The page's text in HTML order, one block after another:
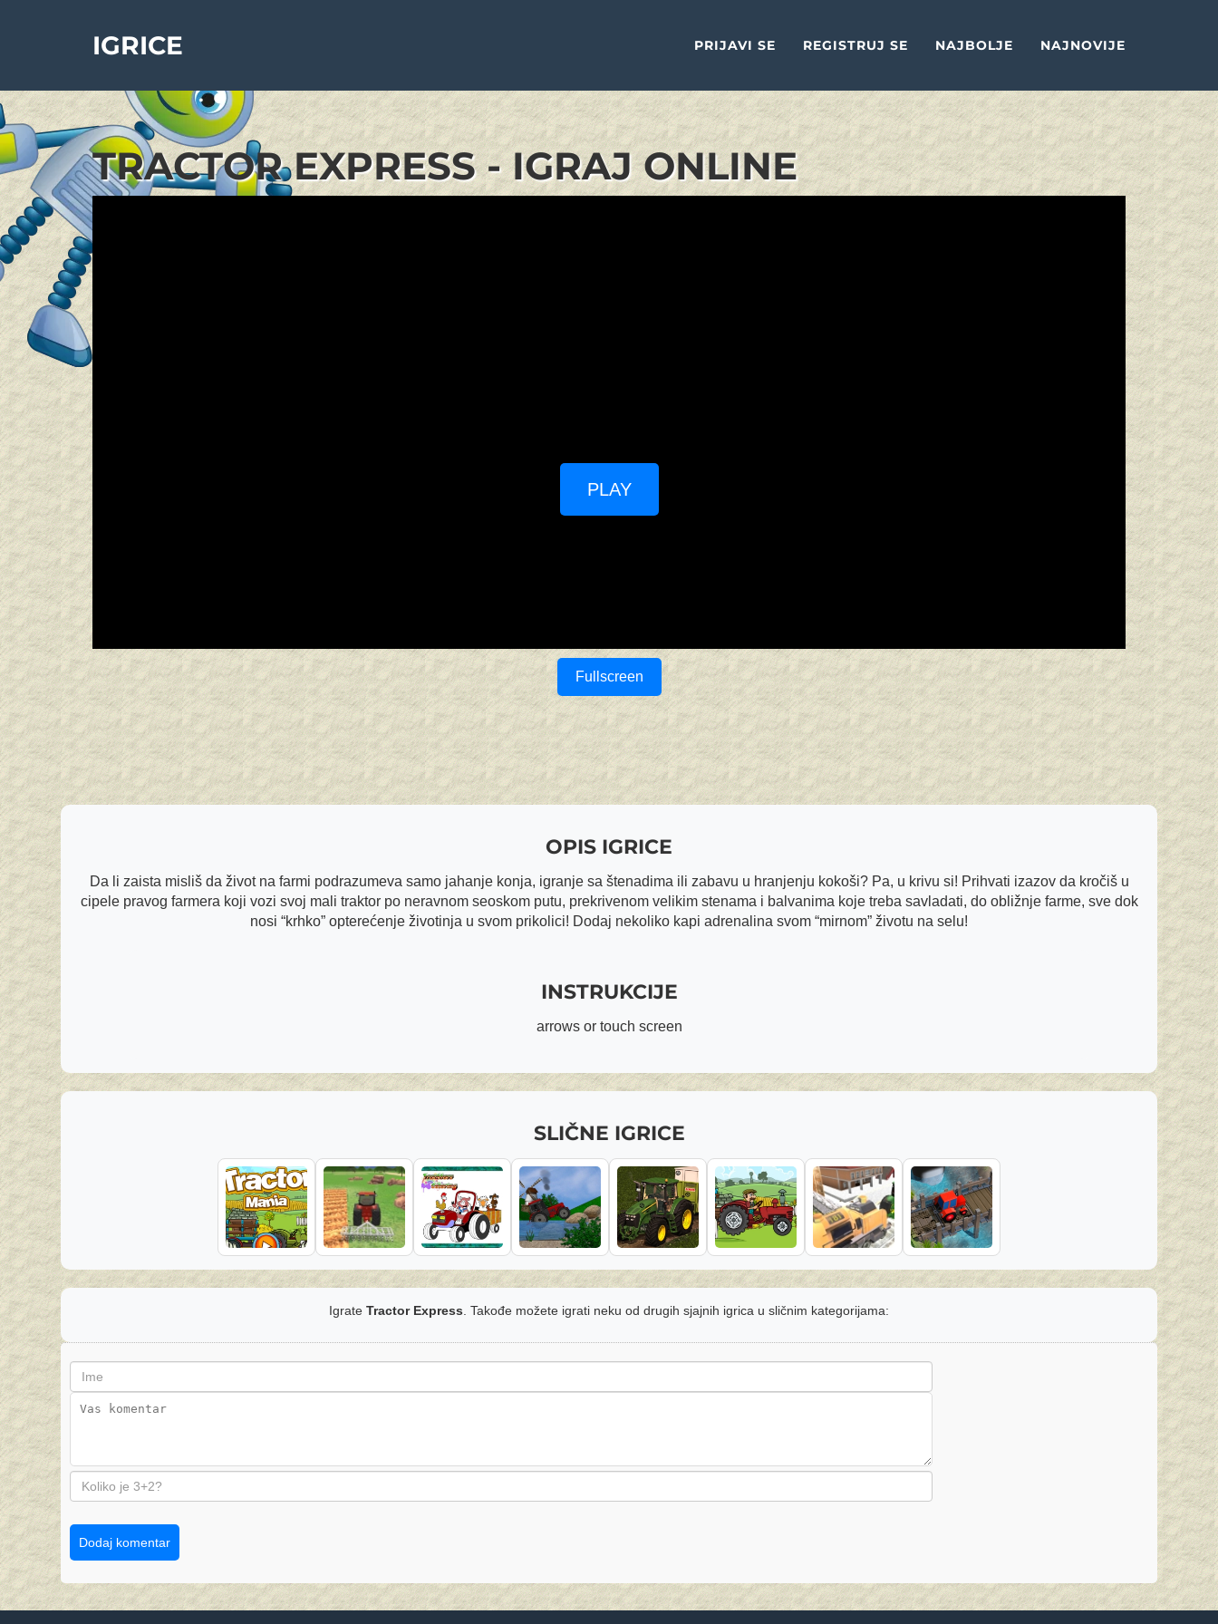
IGRICE PRIJAVI SE REGISTRUJ SE NAJBOLJE NAJNOVIJE
TRACTOR EXPRESS - IGRAJ ONLINE
PLAY
Fullscreen
OPIS IGRICE
Da li zaista misliš da život na farmi podrazumeva samo jahanje konja, igranje sa štenadima ili zabavu u hranjenju kokoši? Pa, u krivu si! Prihvati izazov da kročiš u
cipele pravog farmera koji vozi svoj mali traktor po neravnom seoskom putu, prekrivenom velikim stenama i balvanima koje treba savladati, do obližnje farme, sve dok
nosi “krhko” opterećenje životinja u svom prikolici! Dodaj nekoliko kapi adrenalina svom “mirnom” životu na selu!
INSTRUKCIJE
arrows or touch screen
SLIČNE IGRICE
Igrate Tractor Express . Takođe možete igrati neku od drugih sjajnih igrica u sličnim kategorijama:
Dodaj komentar